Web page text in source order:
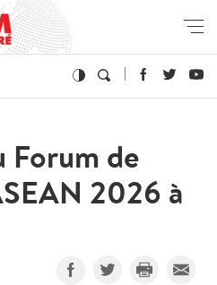
Forum de
2026 à